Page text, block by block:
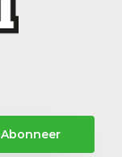
Abonneer